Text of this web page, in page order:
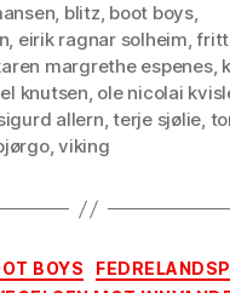
, blitz, boot boys,
, eirik ragnar solheim,fritt
margrethe espenes,
knutsen, ole nicolai
allern,terje sjølie,
,viking
Categories
BOYS